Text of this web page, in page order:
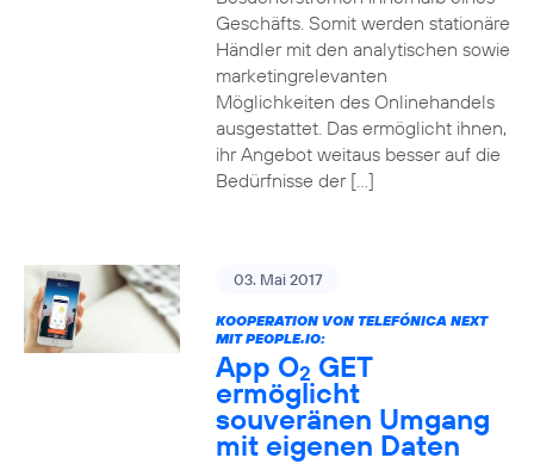
Geschäfts. Somit werden stationäre
Händler mit den analytischen sowie
marketingrelevanten
Möglichkeiten des Onlinehandels
ausgestattet. Das ermöglicht ihnen,
ihr Angebot weitaus besser auf die
Bedürfnisse der […]
03. Mai 2017
KOOPERATION VON TELEFÓNICA NEXT
MIT PEOPLE.IO:
App O2 GET
ermöglicht
souveränen Umgang
mit eigenen Daten